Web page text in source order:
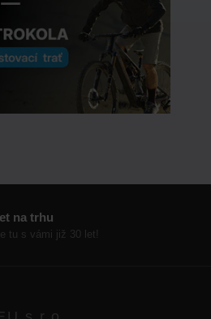
na trhu
tu s vámi již 30 let!